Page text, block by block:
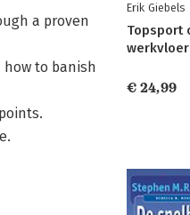
a proven
to banish
Erik Giebels
Topsport
werkvloer
€ 24,99